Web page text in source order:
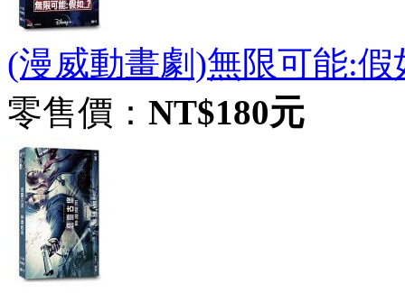
(漫威動畫劇)無限可能:
零售價： NT$180元